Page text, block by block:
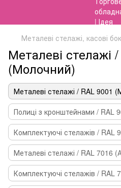
Металеві стелажі, касові
Металеві стелажі
(Молочний)
Металеві стелажі / RAL 9001
Полиці з кронштейнами / RAL
Комплектуючі стелажів / RAL
Металеві стелажі / RAL 7016
Комплектуючі стелажів / RAL